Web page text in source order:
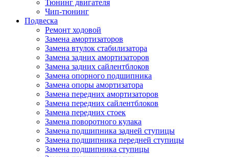
Тюнинг двигателя
Чип-тюнинг
Подвеска
Ремонт ходовой
Замена амортизаторов
Замена втулок стабилизатора
Замена задних амортизаторов
Замена задних сайлентблоков
Замена опорного подшипника
Замена опоры амортизатора
Замена передних амортизаторов
Замена передних сайлентблоков
Замена передних стоек
Замена поворотного кулака
Замена подшипника задней ступицы
Замена подшипника передней ступицы
Замена подшипника ступицы